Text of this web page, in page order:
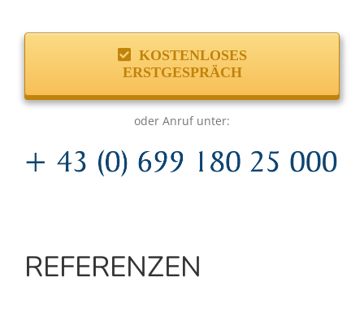
KOSTENLOSES
ERSTGESPRÄCH
oder Anruf unter:
REFERENZEN